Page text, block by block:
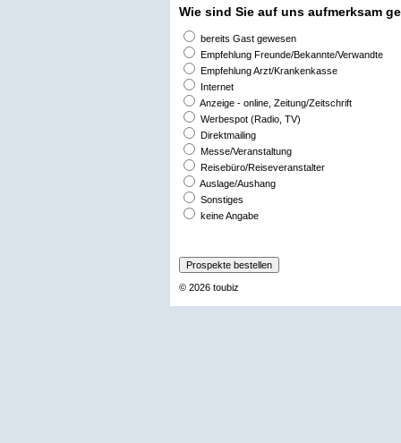
Wie sind Sie auf uns aufmerksam
bereits Gast gewesen
Empfehlung Freunde/Bekannte/Verwandte
Empfehlung Arzt/Krankenkasse
Internet
Anzeige - online, Zeitung/Zeitschrift
Werbespot (Radio, TV)
Direktmailing
Messe/Veranstaltung
Reisebüro/Reiseveranstalter
Auslage/Aushang
Sonstiges
keine Angabe
© 2026 toubiz